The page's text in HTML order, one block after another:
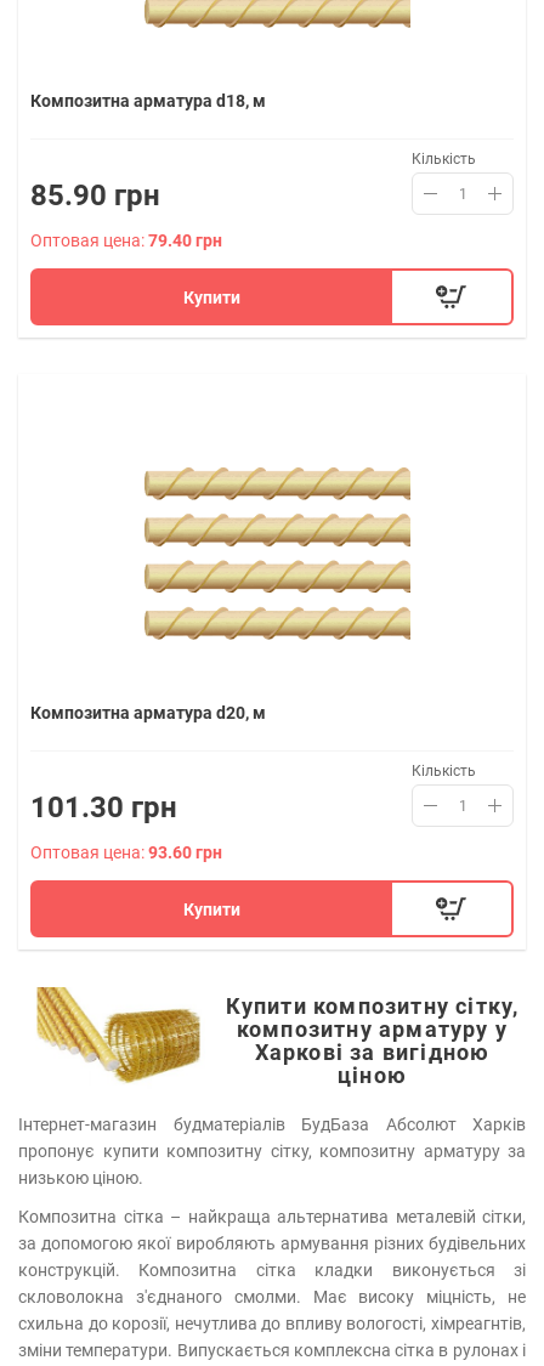
Композитна арматура d18, м
85.90 грн
Кількість
Оптовая цена:79.40 грн
Купити
Композитна арматура d20, м
101.30 грн
Кількість
Оптовая цена:93.60 грн
Купити
Купити композитну сітку,
композитну арматуру у
Харкові за вигідною
ціною
Інтернет-магазин будматеріалів БудБаза Абсолют Харків
пропонує купити композитну сітку, композитну арматуру за
низькою ціною.
Композитна сітка – найкраща альтернатива металевій сітки,
за допомогою якої виробляють армування різних будівельних
конструкцій. Композитна сітка кладки виконується зі
скловолокна з'єднаного смолми. Має високу міцність, не
схильна до корозії, нечутлива до впливу вологості, хімреагнтів,
зміни температури. Випускається комплексна сітка в рулонах і